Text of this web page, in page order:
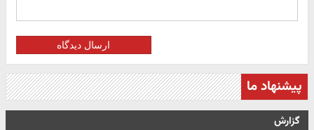
ارسال دیدگاه
پیشنهاد ما
گزارش